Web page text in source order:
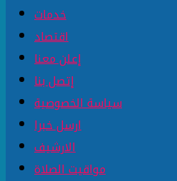
خدمات
اقتصاد
إعلن معنا
إتصل بنا
سياسة الخصوصية
ارسل خبرا
الارشيف
مواقيت الصلاة